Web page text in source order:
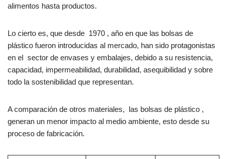
alimentos hasta productos.
Lo cierto es, que desde 1970 , año en que las bolsas de
plástico fueron introducidas al mercado, han sido protagonistas
en el sector de envases y embalajes, debido a su resistencia,
capacidad, impermeabilidad, durabilidad, asequibilidad y sobre
todo la sostenibilidad que representan.
A comparación de otros materiales, las bolsas de plástico ,
generan un menor impacto al medio ambiente, esto desde su
proceso de fabricación.